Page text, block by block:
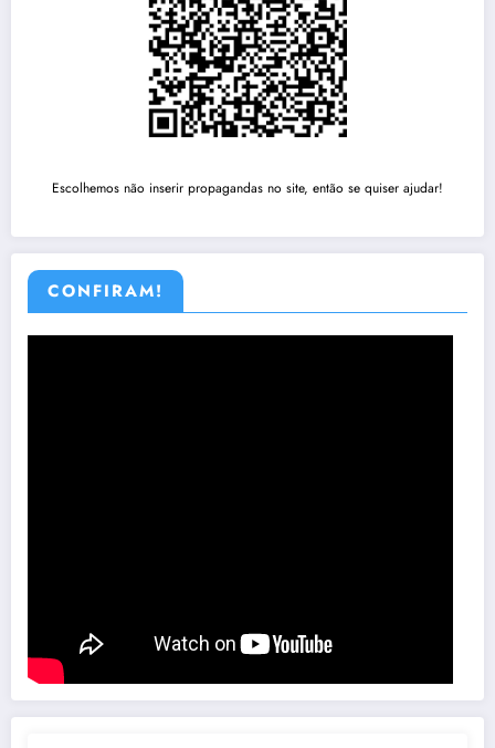
Escolhemos não inserir propagandas no site, então se quiser ajudar!
CONFIRAM!